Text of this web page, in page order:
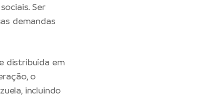
Ser
demandas
distribuída em
o
incluindo